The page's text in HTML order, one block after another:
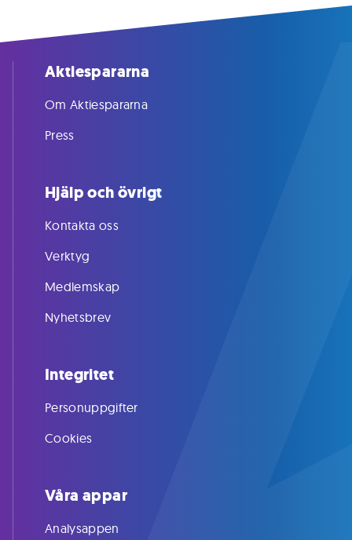
Aktiespararna
Om Aktiespararna
Press
Hjälp och övrigt
Kontakta oss
Verktyg
Medlemskap
Nyhetsbrev
Integritet
Personuppgifter
Cookies
Våra appar
Analysappen